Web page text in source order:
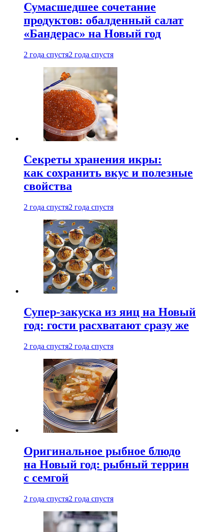
Сумасшедшее сочетание
продуктов: обалденный салат
«Бандерас» на Новый год
2 года спустя2 года спустя
Секреты хранения икры:
как сохранить вкус и полезные
свойства
2 года спустя2 года спустя
Супер-закуска из яиц на Новый
год: гости расхватают сразу же
2 года спустя2 года спустя
Оригинальное рыбное блюдо
на Новый год: рыбный террин
с семгой
2 года спустя2 года спустя